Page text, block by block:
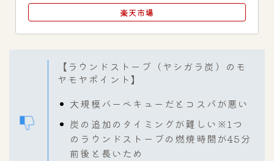
楽天市場
【ラウンドストーブ（ヤシガラ炭）のモ
ヤモヤポイント】
大規模バーベキューだとコスパが悪い
炭の追加のタイミングが難しい※1つ
のラウンドストーブの燃焼時間が45分
前後と長いため